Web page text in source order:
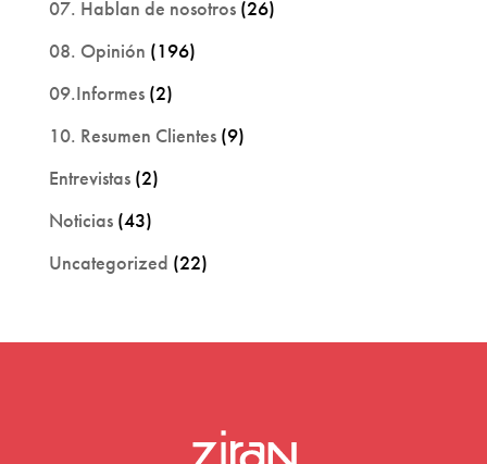
07. Hablan de nosotros(26)
08. Opinión (196)
09.Informes(2)
10. Resumen Clientes(9)
Entrevistas(2)
Noticias(43)
Uncategorized (22)